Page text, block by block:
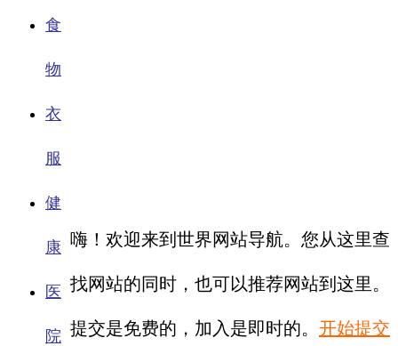
食
物
衣
服
健
康
医
院
嗨！欢迎来到世界网站导航。您从这里查
找网站的同时，也可以推荐网站到这里。
提交是免费的，加入是即时的。 开始提交